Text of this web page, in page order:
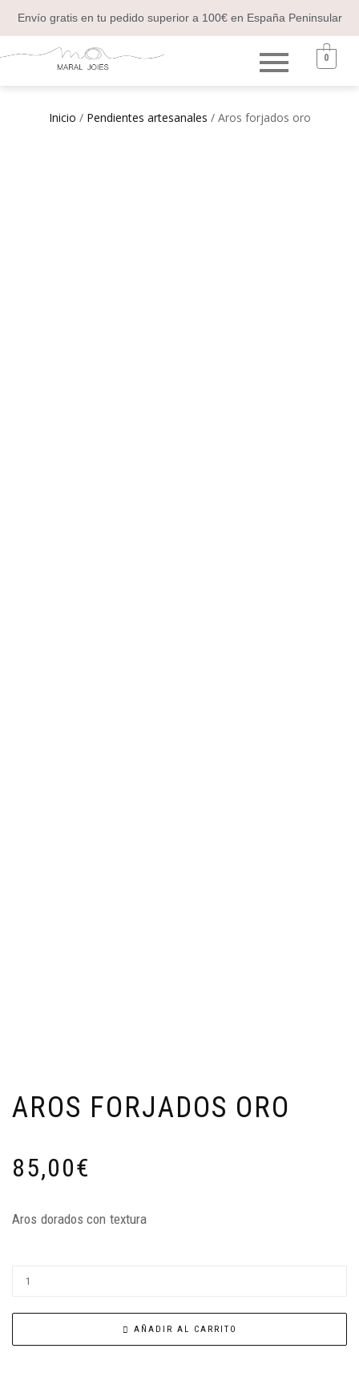
Envío gratis en tu pedido superior a 100€ en España Peninsular
0
Inicio / Pendientes artesanales / Aros forjados oro
AROS FORJADOS ORO
85,00€
Aros dorados con textura
AÑADIR AL CARRITO